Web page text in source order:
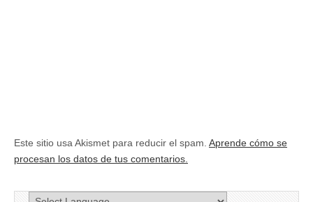
Este sitio usa Akismet para reducir el spam. Aprende cómo se
procesan los datos de tus comentarios.